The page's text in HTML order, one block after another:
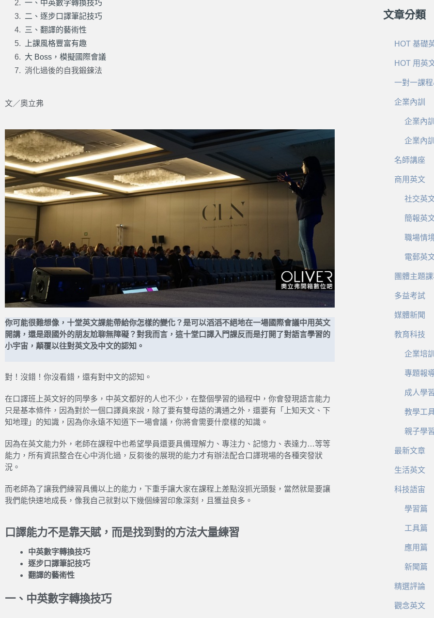
一、中英數字轉換技巧
二、逐步口譯筆記技巧
三、翻譯的藝術性
上課風格豐富有趣
大 Boss，模擬國際會議
消化過後的自我鍛鍊法
文／奧立弗
你可能很難想像，十堂英文課能帶給你怎樣的變化？是可以滔滔不絕地在一場國際會議中用英文
開講，還是跟國外的朋友尬聊無障礙？對我而言，這十堂口譯入門課反而是打開了對語言學習的
小宇宙，顛覆以往對英文及中文的認知。
對！沒錯！你沒看錯，還有對中文的認知。
在口譯班上英文好的同學多，中英文都好的人也不少，在整個學習的過程中，你會發現語言能力
只是基本條件，因為對於一個口譯員來說，除了要有雙母語的溝通之外，還要有「上知天文、下
知地理」的知識，因為你永遠不知道下一場會議，你將會需要什麼樣的知識。
因為在英文能力外，老師在課程中也希望學員還要具備理解力、專注力、記憶力、表達力…等等
能力，所有資訊整合在心中消化過，反芻後的展現的能力才有辦法配合口譯現場的各種突發狀
況。
而老師為了讓我們練習具備以上的能力，下重手讓大家在課程上差點沒抓光頭髮，當然就是要讓
我們能快速地成長，像我自己就對以下幾個練習印象深刻，且獲益良多。
口譯能力不是靠天賦，而是找到對的方法大量練習
中英數字轉換技巧
逐步口譯筆記技巧
翻譯的藝術性
一、中英數字轉換技巧
文章分類
HOT 基礎
HOT 用英
一對一課
企業內訓
企業內
企業內
名師講座
商用英文
社交英
簡報英
職場情
電郵英
團體主題
多益考試
媒體新聞
教育科技
企業培
專題報
成人學
教學工
親子學
最新文章
生活英文
科技語宙
學習篇
工具篇
應用篇
新聞篇
精選評論
觀念英文